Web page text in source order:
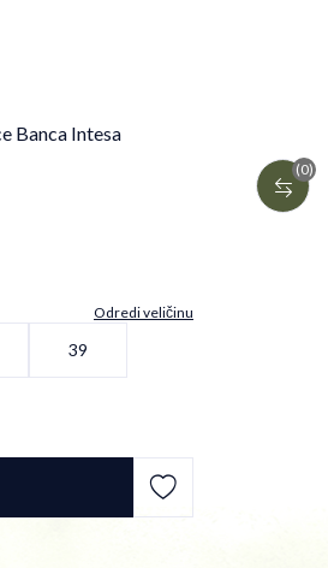
(0)
Banca Intesa
Odredi veličinu
39